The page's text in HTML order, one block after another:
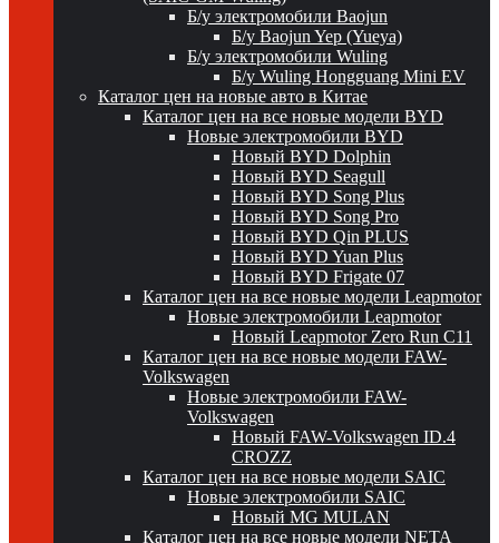
Б/у электромобили Baojun
Б/у Baojun Yep (Yueya)
Б/у электромобили Wuling
Б/у Wuling Hongguang Mini EV
Каталог цен на новые авто в Китае
Каталог цен на все новые модели BYD
Новые электромобили BYD
Новый BYD Dolphin
Новый BYD Seagull
Новый BYD Song Plus
Новый BYD Song Pro
Новый BYD Qin PLUS
Новый BYD Yuan Plus
Новый BYD Frigate 07
Каталог цен на все новые модели Leapmotor
Новые электромобили Leapmotor
Новый Leapmotor Zero Run C11
Каталог цен на все новые модели FAW-
Volkswagen
Новые электромобили FAW-
Volkswagen
Новый FAW-Volkswagen ID.4
CROZZ
Каталог цен на все новые модели SAIC
Новые электромобили SAIC
Новый MG MULAN
Каталог цен на все новые модели NETA